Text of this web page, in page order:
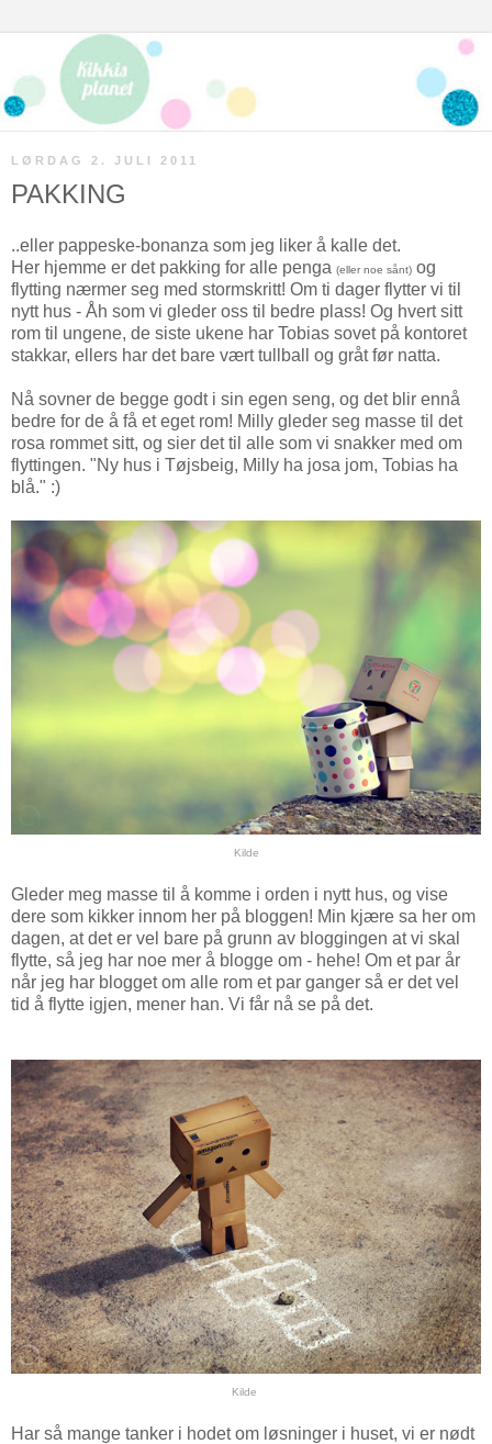
LØRDAG 2. JULI 2011
PAKKING
..eller pappeske-bonanza som jeg liker å kalle det.
Her hjemme er det pakking for alle penga (eller noe sånt) og
flytting nærmer seg med stormskritt! Om ti dager flytter vi til
nytt hus - Åh som vi gleder oss til bedre plass! Og hvert sitt
rom til ungene, de siste ukene har Tobias sovet på kontoret
stakkar, ellers har det bare vært tullball og gråt før natta.
Nå sovner de begge godt i sin egen seng, og det blir ennå
bedre for de å få et eget rom! Milly gleder seg masse til det
rosa rommet sitt, og sier det til alle som vi snakker med om
flyttingen. "Ny hus i Tøjsbeig, Milly ha josa jom, Tobias ha
blå." :)
Kilde
Gleder meg masse til å komme i orden i nytt hus, og vise
dere som kikker innom her på bloggen! Min kjære sa her om
dagen, at det er vel bare på grunn av bloggingen at vi skal
flytte, så jeg har noe mer å blogge om - hehe! Om et par år
når jeg har blogget om alle rom et par ganger så er det vel
tid å flytte igjen, mener han. Vi får nå se på det.
Kilde
Har så mange tanker i hodet om løsninger i huset, vi er nødt